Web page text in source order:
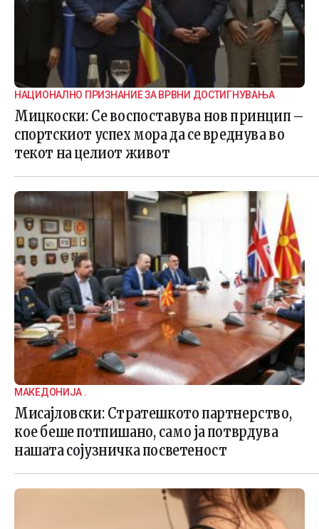
НАЦИОНАЛНО ПРИЗНАНИЕ ЗА ВРВНИ ДОСТИГНУВАЊА
Мицкоски: Се воспоставува нов принцип –
спортскиот успех мора да се вреднува во
текот на целиот живот
МАКЕДОНИЈА .
Мисајловски: Стратешкото партнерство,
кое беше потпишано, само ја потврдува
нашата сојузничка посветеност